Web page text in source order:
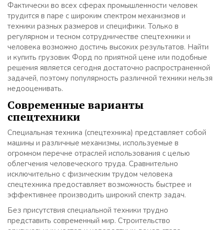
Фактически во всех сферах промышленности человек
трудится в паре с широким спектром механизмов и
техники разных размеров и специфики. Только в
регулярном и тесном сотрудничестве спецтехники и
человека возможно достичь высоких результатов. Найти
и купить грузовик Форд по приятной цене или подобные
решения является сегодня достаточно распространенной
задачей, поэтому популярность различной техники нельзя
недооценивать.
Современные варианты
спецтехники
Специальная техника (спецтехника) представляет собой
машины и различные механизмы, используемые в
огромном перечне отраслей использования с целью
облегчения человеческого труда. Сравнительно
исключительно с физическим трудом человека
спецтехника предоставляет возможность быстрее и
эффективнее производить широкий спектр задач.
Без присутствия специальной техники трудно
представить современный мир. Строительство